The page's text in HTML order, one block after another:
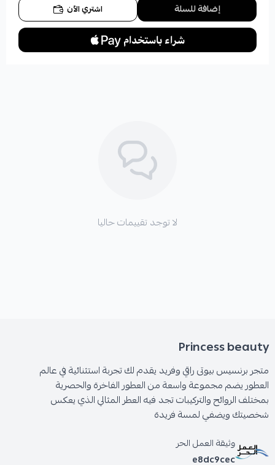
إضافة للسلة اشتري الآن
لا توجد تقييمات حاليا
Princess beauty
متجر برنسيس بيوتى راقي وفريد يقدم لك تجربة استثنائية في عالم
العطور يضم مجموعة واسعة من العطور الفاخرة والحصرية
بمختلف الروائح والتركيبات تجد فيه العطر المثالي الذي يعكس
شخصيتك ويضفي لمسة فريدة
وثيقة العمل الحر
e8dc9cec